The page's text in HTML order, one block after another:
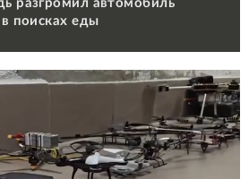
разгромил автомобиль
поисках еды